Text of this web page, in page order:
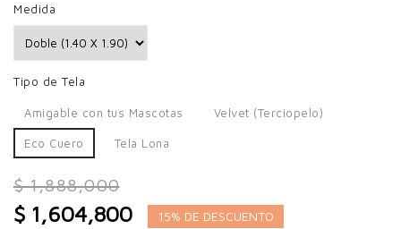
Medida
Tipo de Tela
Amigable con tus Mascotas Velvet (Terciopelo)
Eco Cuero Tela Lona
$ 1,888,000
$ 1,604,800 15% DE DESCUENTO